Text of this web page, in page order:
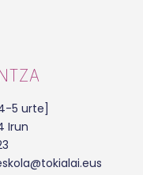
5 urte]
Irun